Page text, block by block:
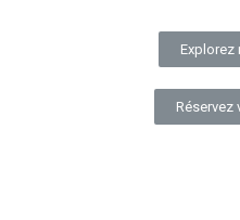
Explorez
Réservez